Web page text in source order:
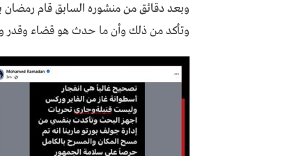
وبعد دقائق من منشوره السابق قام
وتأكد من ذلك وأن ما حدث هو قضاء وقدر